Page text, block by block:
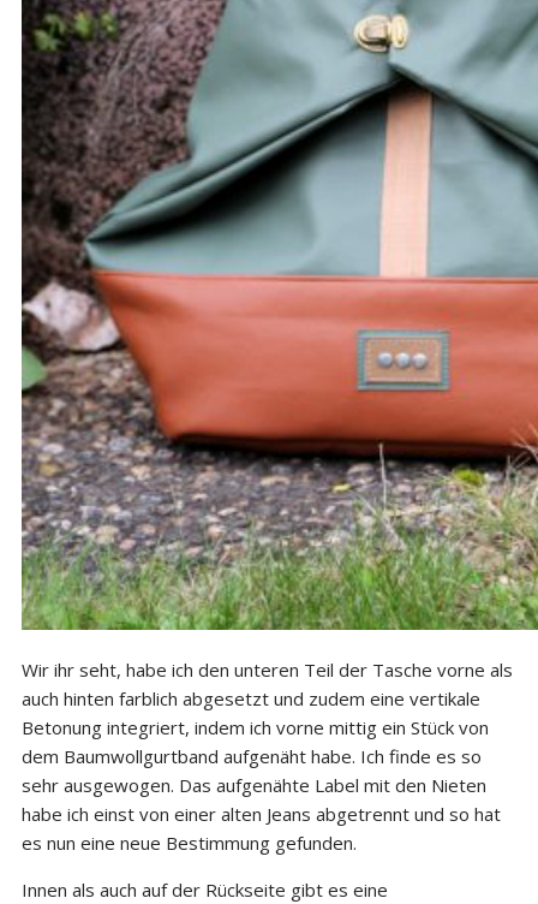
Wir ihr seht, habe ich den unteren Teil der Tasche vorne als
auch hinten farblich abgesetzt und zudem eine vertikale
Betonung integriert, indem ich vorne mittig ein Stück von
dem Baumwollgurtband aufgenäht habe. Ich finde es so
sehr ausgewogen. Das aufgenähte Label mit den Nieten
habe ich einst von einer alten Jeans abgetrennt und so hat
es nun eine neue Bestimmung gefunden.
Innen als auch auf der Rückseite gibt es eine